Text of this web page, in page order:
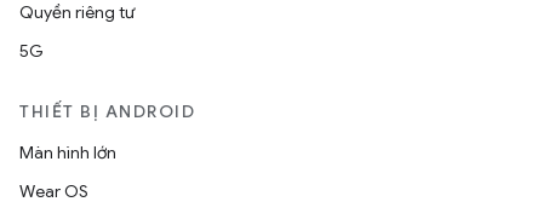
Quyền riêng tư
5G
THIẾT BỊ ANDROID
Màn hình lớn
Wear OS